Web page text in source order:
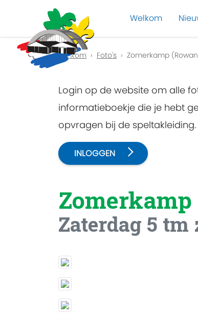
Welkom
Previous
Welkom Foto's Zomerkamp
Login op de website om alle
informatieboekje die je hebt
opvragen bij de speltakleiding.
INLOGGEN
Zomerkamp
Zaterdag 5 tm